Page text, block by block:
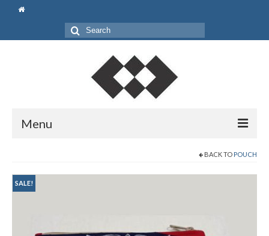
Search
for:
Menu
Shop
Bag
BACK TO POUCH
SALE!